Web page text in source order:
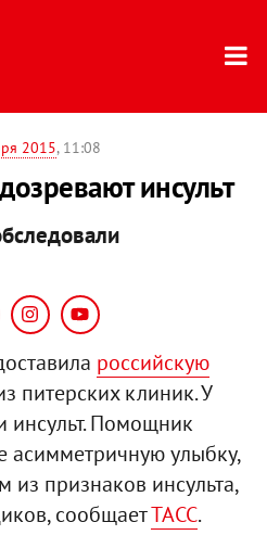
2015, 11:08
инсульт
российскую
питерских клиник. У
инсульт. Помощник
асимметричную улыбку,
из признаков инсульта,
сообщаетТАСС.